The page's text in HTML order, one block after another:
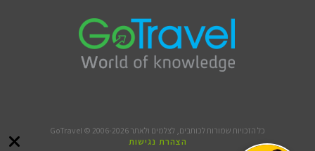
כל הזכויות שמורות לכותבים, לצלמים ולאתר GoTravel © 2006-2026
הצהרת נגישות